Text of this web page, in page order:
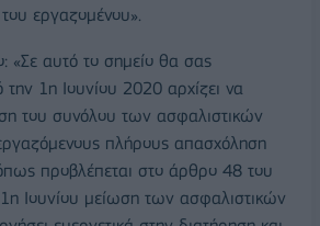
εργαζομένου».
«Σε αυτό το σημείο θα σας
1η Ιουνίου 2020 αρχίζει να
του συνόλου των ασφαλιστικών
πλήρους απασχόληση
προβλέπεται στο άρθρο 48 του
Ιουνίου μείωση των ασφαλιστικών